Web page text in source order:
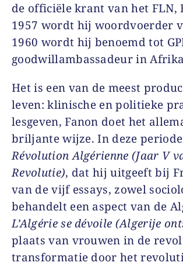
de officiële krant van het
1957 wordt hij woordvoerder
1960 wordt hij benoemd tot
goodwillambassadeur in
Het is een van de meest
leven: klinische en politieke
lesgeven, Fanon doet het
briljante wijze. In deze
Révolution Algérienne (Jaar V
Revolutie), dat hij uitgeeft bij
van de vijf essays, zowel
behandelt een aspect van de
L’Algérie se dévoile (Algerije
plaats van vrouwen in de
transformatie door het